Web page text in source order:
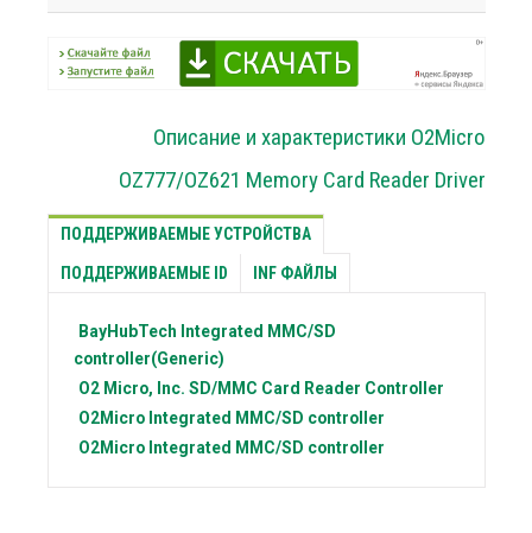
Описание и характеристики O2Micro
OZ777/OZ621 Memory Card Reader Driver
ПОДДЕРЖИВАЕМЫЕ УСТРОЙСТВА
ПОДДЕРЖИВАЕМЫЕ ID INF ФАЙЛЫ
BayHubTech Integrated MMC/SD
controller(Generic)
O2 Micro, Inc. SD/MMC Card Reader Controller
O2Micro Integrated MMC/SD controller
O2Micro Integrated MMC/SD controller